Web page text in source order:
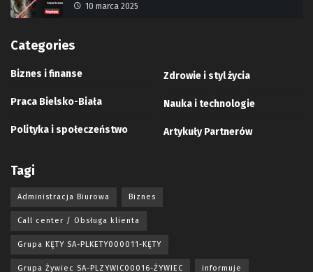
10 marca 2025
Categories
Biznes i finanse
Praca Bielsko-Biała
Polityka i społeczeństwo
Zdrowie i styl życia
Nauka i technologie
Artykuły Partnerów
Tagi
Administracja Biurowa Biznes
Call center / Obsługa klienta
Grupa KĘTY SA-PLKETY000011-KĘTY
Grupa Żywiec SA-PLZYWIC00016-ŻYWIEC informuje